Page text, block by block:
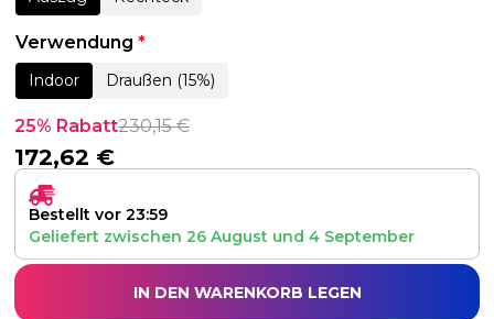
Verwendung *
Indoor Draußen (15%)
25% Rabatt230,15€
172,62 €
Bestellt vor 23:59
Geliefert zwischen 26 August und 4 September
IN DEN WARENKORB LEGEN